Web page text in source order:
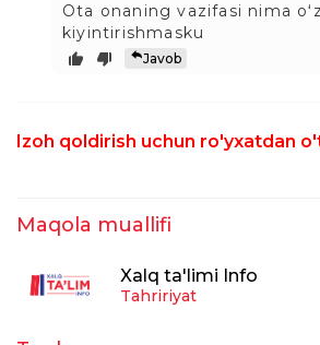
Ota onaning vazifasi nima
kiyintirishmasku
Javob
Izoh qoldirish uchun ro'yxatdan
Maqola muallifi
Xalq ta'limi Info
Tahririyat